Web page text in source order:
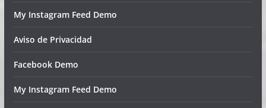
My Instagram Feed Demo
Aviso de Privacidad
Facebook Demo
My Instagram Feed Demo